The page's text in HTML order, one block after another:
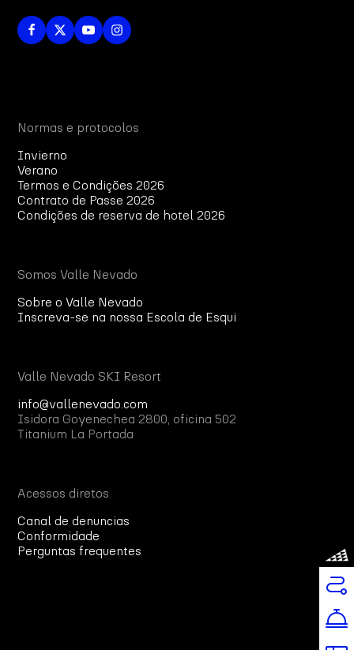
Normas e protocolos
Invierno
Verano
Termos e Condições 2026
Contrato de Passe 2026
Condições de reserva de hotel 2026
Somos Valle Nevado
Sobre o Valle Nevado
Inscreva-se na nossa Escola de Esqui
Valle Nevado SKI Resort
info@vallenevado.com
Isidora Goyenechea 2800, oficina 502
Titanium La Portada
Acessos diretos
Canal de denuncias
Conformidade
Perguntas frequentes